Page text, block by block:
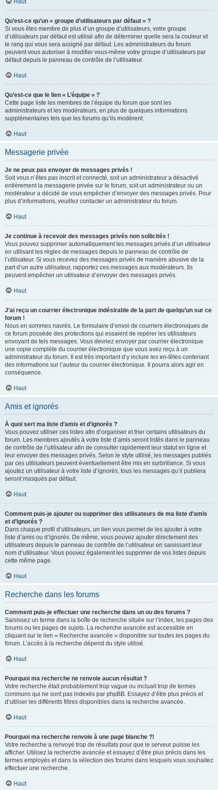
Haut
Qu’est-ce qu’un « groupe d’utilisateurs par défaut » ?
Si vous êtes membre de plus d’un groupe d’utilisateurs, votre groupe
d’utilisateurs par défaut est utilisé afin de déterminer quelle sera la couleur et
le rang qui vous sera assigné par défaut. Les administrateurs du forum
peuvent vous autoriser à modifier vous-même votre groupe d’utilisateurs par
défaut depuis le panneau de contrôle de l’utilisateur.
Haut
Qu’est-ce que le lien « L’équipe » ?
Cette page liste les membres de l’équipe du forum que sont les
administrateurs et les modérateurs, en plus de quelques informations
supplémentaires tels que les forums qu’ils modèrent.
Haut
Messagerie privée
Je ne peux pas envoyer de messages privés !
Soit vous n’êtes pas inscrit et connecté, soit un administrateur a désactivé
entièrement la messagerie privée sur le forum, soit un administrateur ou un
modérateur a décidé de vous empêcher d’envoyer des messages privés. Pour
plus d’informations, veuillez contacter un administrateur du forum.
Haut
Je continue à recevoir des messages privés non sollicités !
Vous pouvez supprimer automatiquement les messages privés d’un utilisateur
en utilisant les règles de messages depuis le panneau de contrôle de
l’utilisateur. Si vous recevez des messages privés de manière abusive de la
part d’un autre utilisateur, rapportez ces messages aux modérateurs. Ils
peuvent empêcher un utilisateur d’envoyer des messages privés.
Haut
J’ai reçu un courrier électronique indésirable de la part de quelqu’un sur ce
forum !
Nous en sommes navrés. Le formulaire d’envoi de courriers électroniques de
ce forum possède des protections qui essaient de repérer les utilisateurs
envoyant de tels messages. Vous devriez envoyer par courrier électronique
une copie complète du courrier électronique que vous avez reçu à un
administrateur du forum. Il est très important d’y inclure les en-têtes contenant
des informations sur l’auteur du courrier électronique. Il pourra alors agir en
conséquence.
Haut
Amis et ignorés
À quoi sert ma liste d’amis et d’ignorés ?
Vous pouvez utiliser ces listes afin d’organiser et trier certains utilisateurs du
forum. Les membres ajoutés à votre liste d’amis seront listés dans le panneau
de contrôle de l’utilisateur afin de consulter rapidement leur statut en ligne et
leur envoyer des messages privés. Selon le style utilisé, les messages publiés
par ces utilisateurs peuvent éventuellement être mis en surbrillance. Si vous
ajoutez un utilisateur à votre liste d’ignorés, tous les messages qu’il publiera
seront masqués par défaut.
Haut
Comment puis-je ajouter ou supprimer des utilisateurs de ma liste d’amis
et d’ignorés ?
Dans chaque profil d’utilisateurs, un lien vous permet de les ajouter à votre
liste d’amis ou d’ignorés. De même, vous pouvez ajouter directement des
utilisateurs depuis le panneau de contrôle de l’utilisateur en saisissant leur
nom d’utilisateur. Vous pouvez également les supprimer de vos listes depuis
cette même page.
Haut
Recherche dans les forums
Comment puis-je effectuer une recherche dans un ou des forums ?
Saisissez un terme dans la boîte de recherche située sur l’index, les pages des
forums ou les pages de sujets. La recherche avancée est accessible en
cliquant sur le lien « Recherche avancée » disponible sur toutes les pages du
forum. L’accès à la recherche dépend du style utilisé.
Haut
Pourquoi ma recherche ne renvoie aucun résultat ?
Votre recherche était probablement trop vague ou incluait trop de termes
communs qui ne sont pas indexés par phpBB. Essayez d’être plus précis et
d’utiliser les différents filtres disponibles dans la recherche avancée.
Haut
Pourquoi ma recherche renvoie à une page blanche ?!
Votre recherche a renvoyé trop de résultats pour que le serveur puisse les
afficher. Utilisez la recherche avancée et essayez d’être plus précis dans les
termes employés et dans la sélection des forums dans lesquels vous souhaitez
effectuer une recherche.
Haut